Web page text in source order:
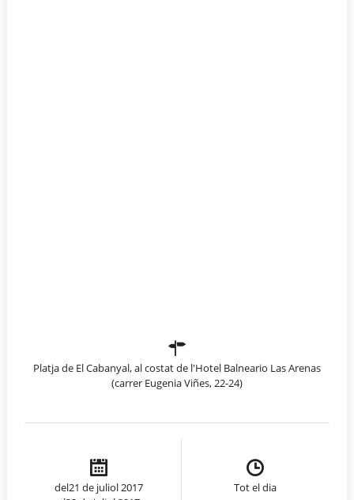
Platja de El Cabanyal, al costat de l'Hotel Balneario Las Arenas
(carrer Eugenia Viñes, 22-24)
del21 de juliol 2017
Tot el dia